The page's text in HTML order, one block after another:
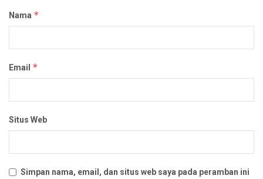
Nama *
Email *
Situs Web
Simpan nama, email, dan situs web saya pada peramban ini